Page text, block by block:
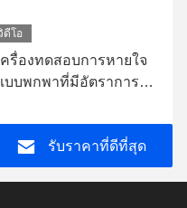
ดีโอ
ครื่องทดสอบการหายใจ
บบพกพาที่มีอัตราการ
วยเซ็นเซอร์ไฟฟ้าเคมี
รับราคาที่ดีที่สุด